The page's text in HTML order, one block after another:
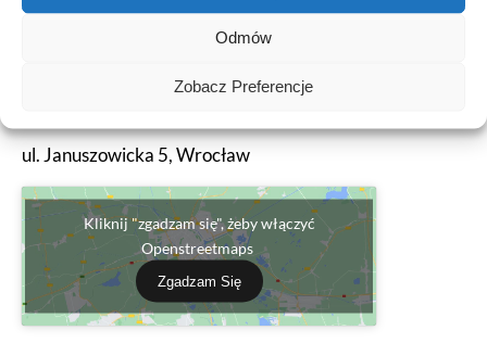
Odmów
Zobacz Preferencje
ul. Januszowicka 5, Wrocław
Kliknij "zgadzam się", żeby włączyć
Openstreetmaps
Zgadzam Się